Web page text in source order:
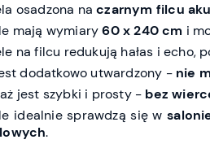
osadzona naczarnym filcu
mają wymiary60 x 240 cm i
na filcu redukują hałas i echo,
dodatkowo utwardzony - nie
jest szybki i prosty - bez
idealnie sprawdzą się w
.